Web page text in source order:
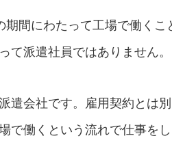
間にわたって工場で働くこ
て派遣社員ではありません。
遣会社です。雇用契約とは
で働くという流れで仕事をし